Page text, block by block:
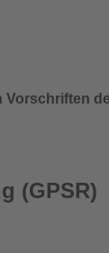
Vorschriften
(GPSR)